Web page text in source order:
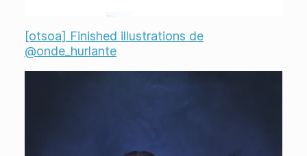
[otsoa] Finished illustrations de
@onde_hurlante